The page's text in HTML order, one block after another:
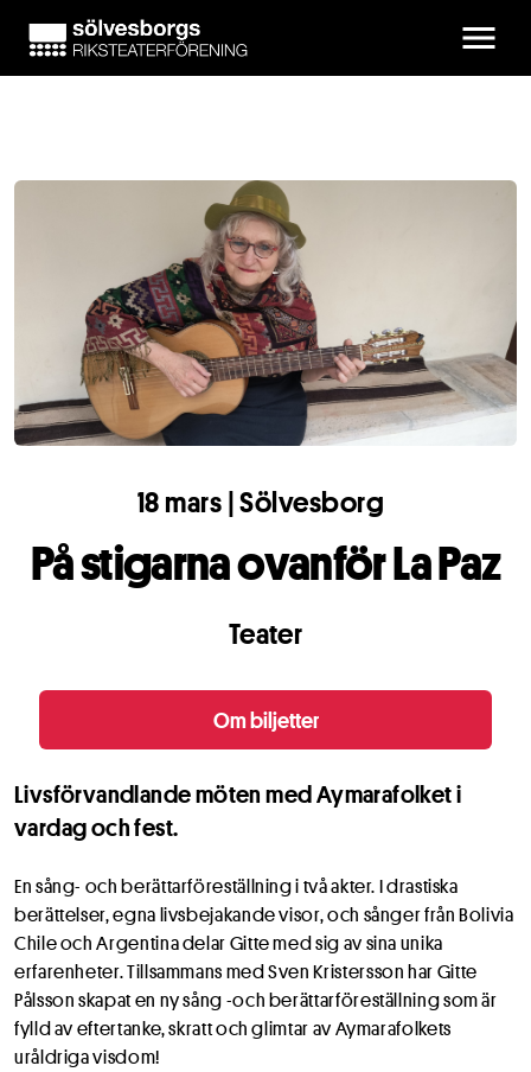
18 mars | Sölvesborg
På stigarna ovanför La Paz
Teater
Om biljetter
Livsförvandlande möten med Aymarafolket i
vardag och fest.
En sång- och berättarföreställning i två akter. I drastiska
berättelser, egna livsbejakande visor, och sånger från Bolivia
Chile och Argentina delar Gitte med sig av sina unika
erfarenheter. Tillsammans med Sven Kristersson har Gitte
Pålsson skapat en ny sång -och berättarföreställning som är
fylld av eftertanke, skratt och glimtar av Aymarafolkets
uråldriga visdom!